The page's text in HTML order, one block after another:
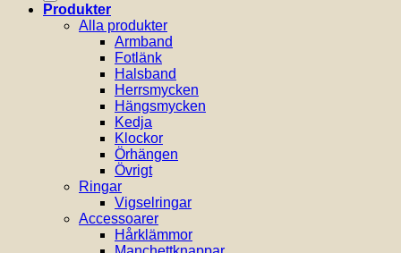
Produkter
Alla produkter
Armband
Fotlänk
Halsband
Herrsmycken
Hängsmycken
Kedja
Klockor
Örhängen
Övrigt
Ringar
Vigselringar
Accessoarer
Hårklämmor